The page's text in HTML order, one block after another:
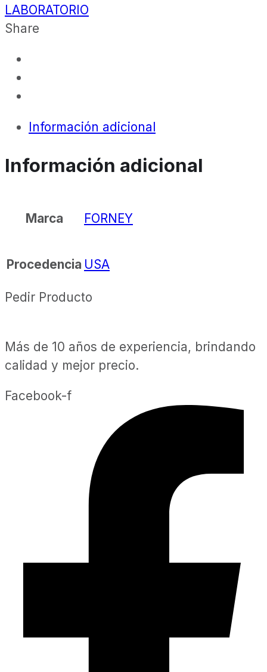
LABORATORIO
Share
Información adicional
Información adicional
Marca FORNEY
Procedencia USA
Pedir Producto
Más de 10 años de experiencia, brindando
calidad y mejor precio.
Facebook-f